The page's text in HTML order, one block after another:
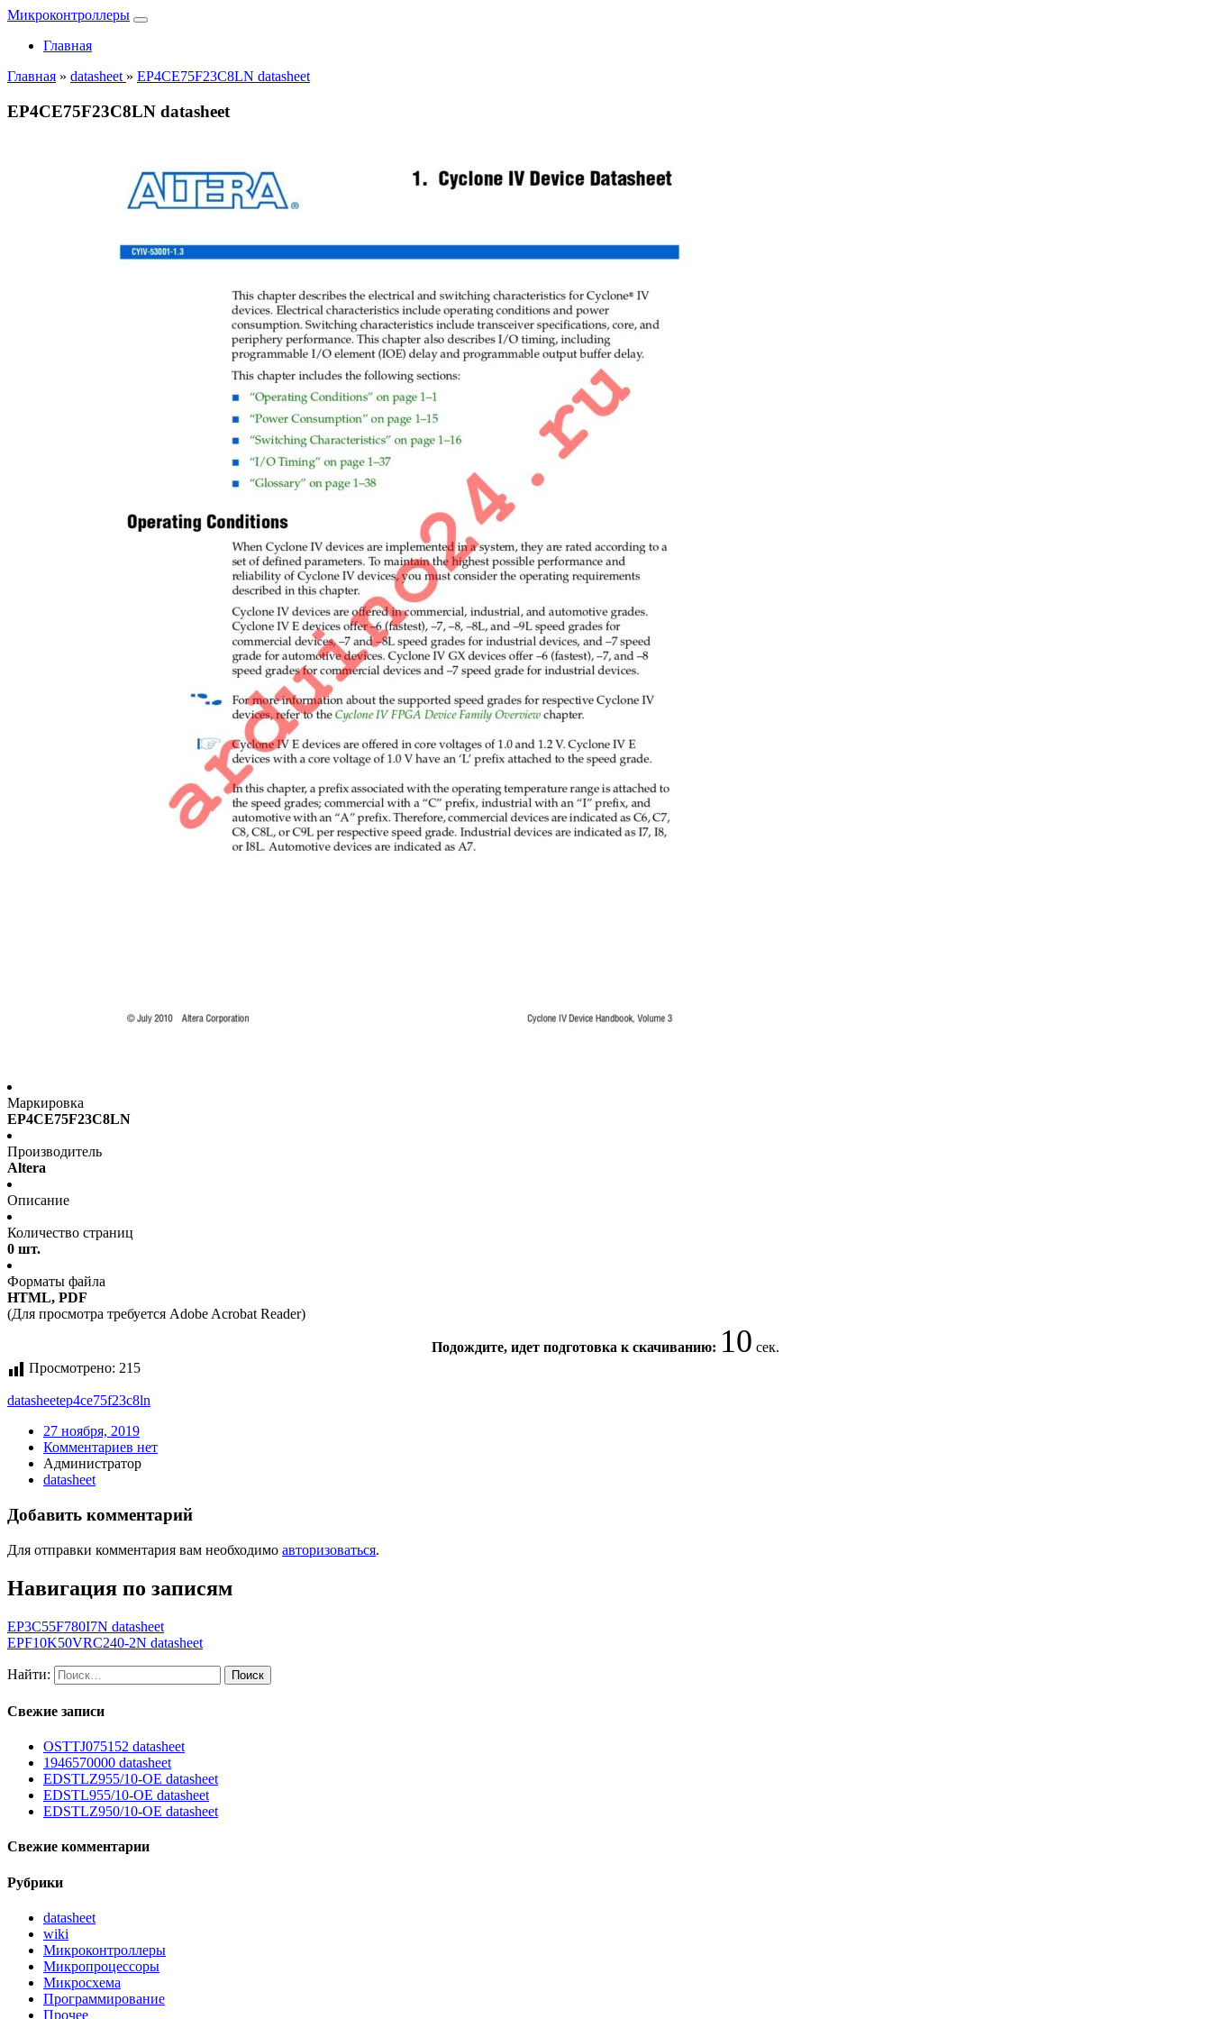
Микроконтроллеры
Главная
Главная » datasheet » EP4CE75F23C8LN datasheet
EP4CE75F23C8LN datasheet
Маркировка
EP4CE75F23C8LN
Производитель
Altera
Описание
Количество страниц
0 шт.
Форматы файла
HTML, PDF
(Для просмотра требуется Adobe Acrobat Reader)
Подождите, идет подготовка к скачиванию: 10 сек.
Просмотрено: 215
datasheetep4ce75f23c8ln
27 ноября, 2019
Комментариев нет
Администратор
datasheet
Добавить комментарий
Для отправки комментария вам необходимо авторизоваться.
Навигация по записям
EP3C55F780I7N datasheet
EPF10K50VRC240-2N datasheet
Найти:
Свежие записи
OSTTJ075152 datasheet
1946570000 datasheet
EDSTLZ955/10-OE datasheet
EDSTL955/10-OE datasheet
EDSTLZ950/10-OE datasheet
Свежие комментарии
Рубрики
datasheet
wiki
Микроконтроллеры
Микропроцессоры
Микросхема
Программирование
Прочее